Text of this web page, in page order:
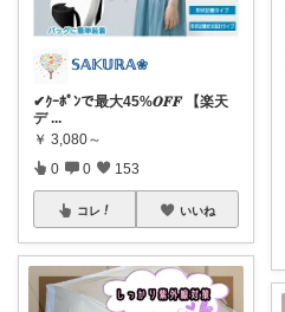
𝕊𝔸𝕂𝕌ℝ𝔸❀
✔︎ｸｰﾎﾟﾝで最大45%𝑶𝑭𝑭 【楽天
デ ...
￥ 3,080～
0 0 153
コレ いいね